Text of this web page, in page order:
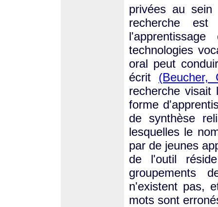
privées au sein
recherche
technologies
oral peut
écrit (Beucher,
recherche visait
forme
de synthèse
lesquelles le
par de jeunes
de l'outil
groupements
n'existent pas,
mots sont